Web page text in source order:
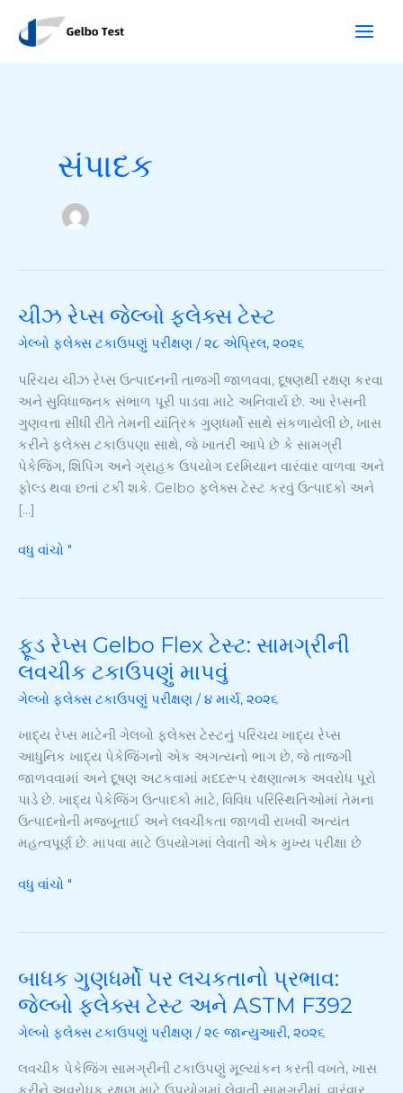
સંપાદક
ચીઝ રેપ્સ જેલ્બો ફ્લેક્સ ટેસ્ટ
ગેલ્બો ફ્લેક્સ ટકાઉપણું પરીક્ષણ /૨૮ એપ્રિલ, ૨૦૨૬
પરિચય ચીઝ રેપ્સ ઉત્પાદનની તાજગી જાળવવા, દૂષણથી રક્ષણ કરવા
અને સુવિધાજનક સંભાળ પૂરી પાડવા માટે અનિવાર્ય છે. આ રેપ્સની
ગુણવત્તા સીધી રીતે તેમની યાંત્રિક ગુણધર્મો સાથે સંકળાયેલી છે, ખાસ
કરીને ફ્લેક્સ ટકાઉપણા સાથે, જે ખાતરી આપે છે કે સામગ્રી
પેકેજિંગ, શિપિંગ અને ગ્રાહક ઉપયોગ દરમિયાન વારંવાર વાળવા અને
ફોલ્ડ થવા છતાં ટકી શકે. Gelbo ફ્લેક્સ ટેસ્ટ કરવું ઉત્પાદકો અને
[…]
ચીઝ
રેપ્સ
ફ્લેક્સ
ટેસ્ટ
વધુ વાંચો "
ફૂડ રેપ્સ Gelbo Flex ટેસ્ટ: સામગ્રીની
લવચીક ટકાઉપણું માપવું
ગેલ્બો ફ્લેક્સ ટકાઉપણું પરીક્ષણ /૪ માર્ચ, ૨૦૨૬
ખાદ્ય રેપ્સ માટેની ગેલબો ફ્લેક્સ ટેસ્ટનું પરિચય ખાદ્ય રેપ્સ
આધુનિક ખાદ્ય પેકેજિંગનો એક અગત્યનો ભાગ છે, જે તાજગી
જાળવવામાં અને દૂષણ અટકવામાં મદદરૂપ રક્ષણાત્મક અવરોધ પૂરો
પાડે છે. ખાદ્ય પેકેજિંગ ઉત્પાદકો માટે, વિવિધ પરિસ્થિતિઓમાં તેમના
ઉત્પાદનોની મજબૂતાઈ અને લવચીકતા જાળવી રાખવી અત્યંત
મહત્વપૂર્ણ છે. માપવા માટે ઉપયોગમાં લેવાતી એક મુખ્ય પરીક્ષા છે
ફૂડ
રેપ્સ
Gelbo
Flex
ટેસ્ટ:
સામગ્રીની
લવચીક
ટકાઉપણું
માપવું
વધુ વાંચો "
બાધક ગુણધર્મો પર લચકતાનો પ્રભાવ:
જેલ્બો ફ્લેક્સ ટેસ્ટ અને ASTM F392
ગેલ્બો ફ્લેક્સ ટકાઉપણું પરીક્ષણ /૨૯ જાન્યુઆરી, ૨૦૨૬
લવચીક પેકેજિંગ સામગ્રીની ટકાઉપણું મૂલ્યાંકન કરતી વખતે, ખાસ
બાધક
ગુણધર્મો
પર
લચકતાનો
પ્રભાવ:
જેલ્બો
ધો